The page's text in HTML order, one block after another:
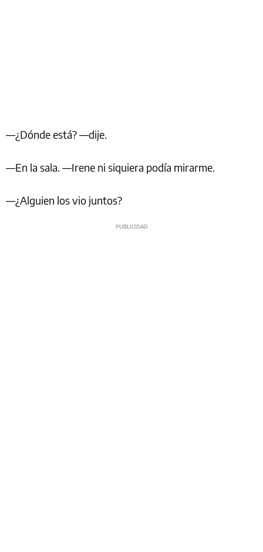
—¿Dónde está? —dije.
—En la sala. —Irene ni siquiera podía mirarme.
—¿Alguien los vio juntos?